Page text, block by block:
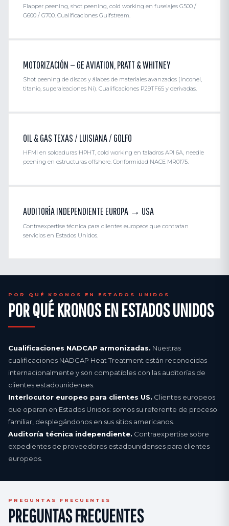
Flapper peening, shot peening, cold working en fuselajes G500 /
G600 / G700. Cualificaciones Gulfstream.
MOTORIZACIÓN — GE AVIATION, PRATT & WHITNEY
Shot peening de discos y álabes de materiales avanzados (Inconel,
titanio, superaleaciones Ni). Cualificaciones P29TF65 y derivadas.
OIL & GAS TEXAS / LUISIANA / GOLFO
HFMI en soldaduras HPHT, cold working en taladros API 6A, needle
peening en estructuras offshore. Conformidad NACE MR0175.
AUDITORÍA INDEPENDIENTE EUROPA → USA
Contraexpertise técnica para clientes europeos que contratan
servicios en Estados Unidos.
POR QUÉ KRONOS EN ESTADOS UNIDOS
POR QUÉ KRONOS EN ESTADOS UNIDOS
Cualificaciones NADCAP armonizadas. Nuestras
cualificaciones NADCAP Heat Treatment están reconocidas
internacionalmente y son compatibles con las auditorías de
clientes estadounidenses.
Interlocutor europeo para clientes US. Clientes europeos
que operan en Estados Unidos: somos su referente de proceso
familiar, desplegándonos en sus sitios americanos.
Auditoría técnica independiente. Contraexpertise sobre
expedientes de proveedores estadounidenses para clientes
europeos.
PREGUNTAS FRECUENTES
PREGUNTAS FRECUENTES